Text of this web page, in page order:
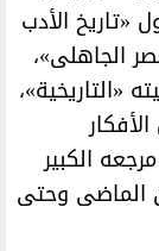
الأدب
الجاهلى»،
الكبير
الماضى وحتى